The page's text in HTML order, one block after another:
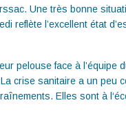
Une très bonne
reflète l’excellent état
pelouse face à l’équipe
crise sanitaire a un peu
Elles sont à